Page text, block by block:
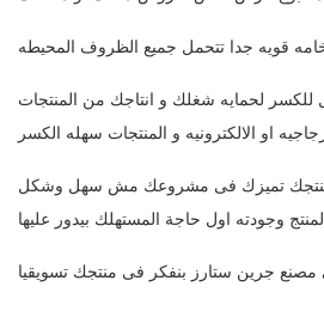
للكسر لحمايه شغلك و انتاجك من المنتجات
او الالكترونيه و المنتجات سهله الكسر
تميزك فى مشروعك مش سهل وشكل
وجودته اول حاجة المستهلك بيدور عليها
مصنع جرين ستارز بنفكر فى منتجك تسويقيا